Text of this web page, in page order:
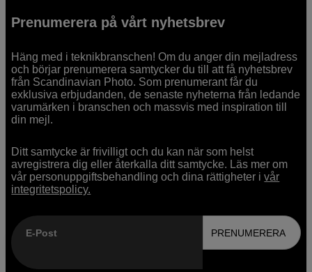
Prenumerera på vårt nyhetsbrev
Häng med i teknikbranschen! Om du anger din mejladress
och börjar prenumerera samtycker du till att få nyhetsbrev
från Scandinavian Photo. Som prenumerant får du
exklusiva erbjudanden, de senaste nyheterna från ledande
varumärken i branschen och massvis med inspiration till
din mejl.
Ditt samtycke är frivilligt och du kan när som helst
avregistrera dig eller återkalla ditt samtycke. Läs mer om
vår personuppgiftsbehandling och dina rättigheter ivår
integritetspolicy.
E-Post PRENUMERERA